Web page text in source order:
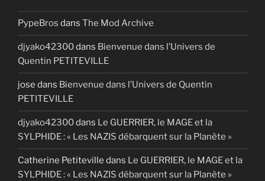
PypeBros dans The Mod Archive
djyako42300dans Bienvenue dans l’Univers de
Quentin PETITEVILLE
jose dans Bienvenue dans l’Univers de Quentin
PETITEVILLE
djyako42300dans Le GUERRIER, le MAGE et la
SYLPHIDE : « Les NAZIS débarquent sur la Planète »
Catherine Petiteville dans Le GUERRIER, le MAGE et la
SYLPHIDE : « Les NAZIS débarquent sur la Planète »